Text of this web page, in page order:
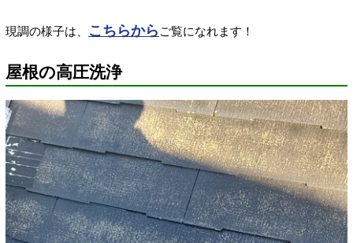
現調の様子は、 こちらから ご覧になれます！
屋根の高圧洗浄